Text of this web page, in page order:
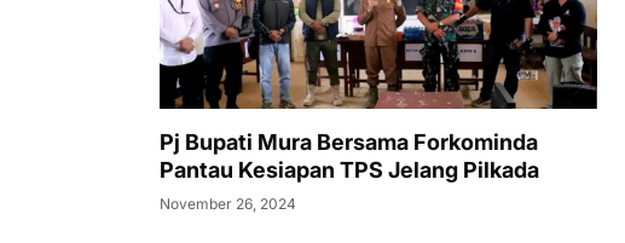
Pj Bupati Mura Bersama Forkominda
Pantau Kesiapan TPS Jelang Pilkada
November 26, 2024